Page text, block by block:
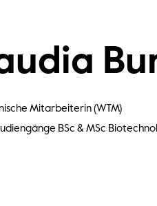
Mitarbeiterin (WTM)
BSc & MSc